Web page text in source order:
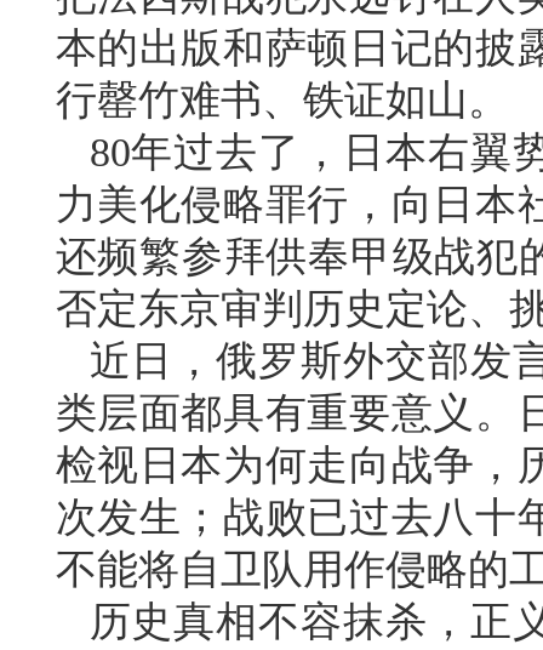
本的出版和萨顿日记的披
行罄竹难书、铁证如山。
80年过去了，日本右翼
力美化侵略罪行，向日本
还频繁参拜供奉甲级战犯
否定东京审判历史定论、
近日，俄罗斯外交部发
类层面都具有重要意义。
检视日本为何走向战争，
次发生；战败已过去八十
不能将自卫队用作侵略的
历史真相不容抹杀，正